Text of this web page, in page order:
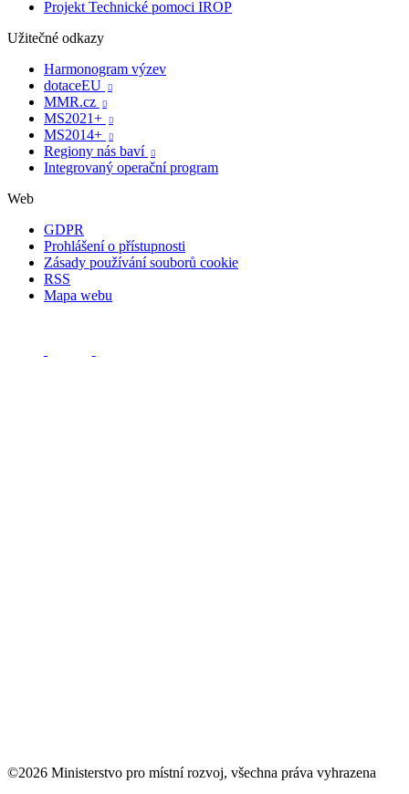
Projekt Technické pomoci IROP
Užitečné odkazy
Harmonogram výzev
dotaceEU

MMR.cz 
MS2021+ 
MS2014+ 
Regiony nás baví 
Integrovaný operační program
Web
GDPR
Prohlášení o přístupnosti
Zásady používání souborů cookie
RSS
Mapa webu
©2026 Ministerstvo pro místní rozvoj, všechna práva vyhrazena